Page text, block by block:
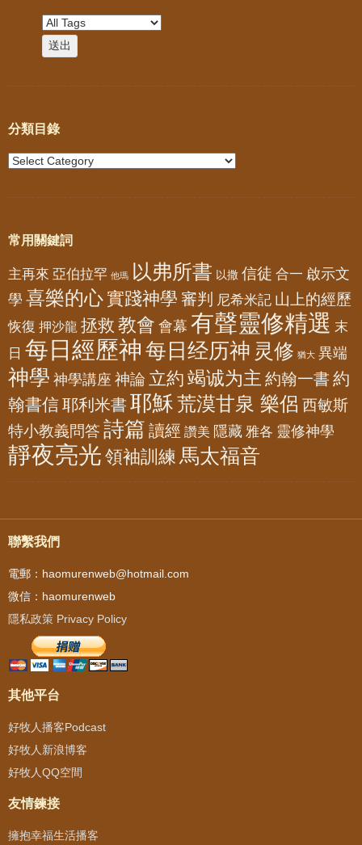
分類目錄
常用關鍵詞
主再來 亞伯拉罕 他瑪 以弗所書 以撒 信徒 合一 啟示文
學 喜樂的心實踐神學 審判 尼希米記 山上的經歷
恢復 押沙龍 拯救 教會 會幕 有聲靈修精選 末
日 每日經歷神 每日经历神 灵修 猶大 異端
神學 神學講座 神論 立約 竭诚为主 約翰一書 約
翰書信耶利米書 耶穌荒漠甘泉 樂侶 西敏斯
特小教義問答詩篇 讀經 讚美 隱藏 雅各 靈修神學
靜夜亮光 領袖訓練 馬太福音
聯繫我們
電郵：haomurenweb@hotmail.com
微信：haomurenweb
隱私政策 Privacy Policy
其他平台
好牧人播客Podcast
好牧人新浪博客
好牧人QQ空間
友情鍊接
擁抱幸福生活播客